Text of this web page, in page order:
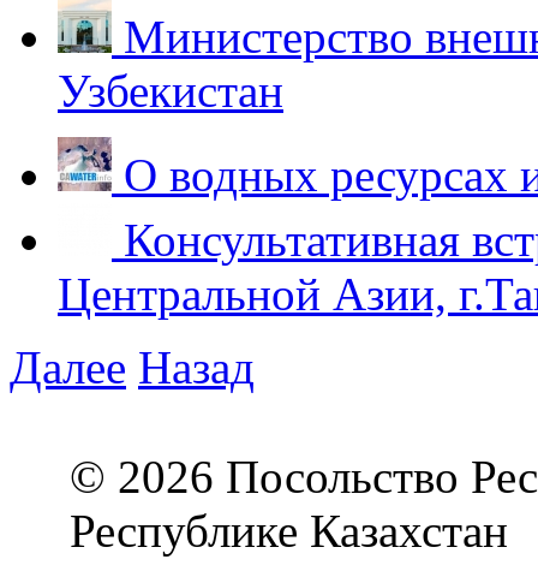
Министерство
Узбекистан
О водных ресурсах
Консультативная
Центральной Азии,
Далее Назад
© 2026 Посольство
Республике Казахстан